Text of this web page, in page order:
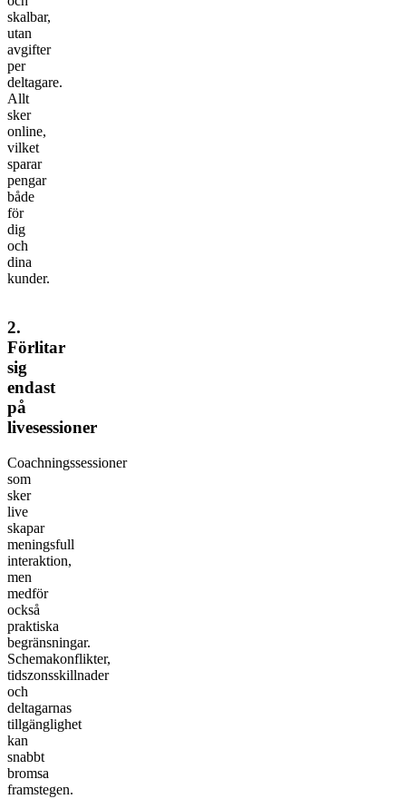
skalbar,
utan
avgifter
per
deltagare.
Allt
sker
online,
vilket
sparar
pengar
både
för
dig
och
dina
kunder.
2.
Förlitar
sig
endast
på
livesessioner
Coachningssessioner
som
sker
live
skapar
meningsfull
interaktion,
men
medför
också
praktiska
begränsningar.
Schemakonflikter,
tidszonsskillnader
och
deltagarnas
tillgänglighet
kan
snabbt
bromsa
framstegen.